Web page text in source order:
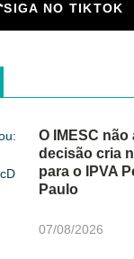
SIGA NO TIKTOK
O IMESC não
decisão cria
para o IPVA
Paulo
07/08/2026